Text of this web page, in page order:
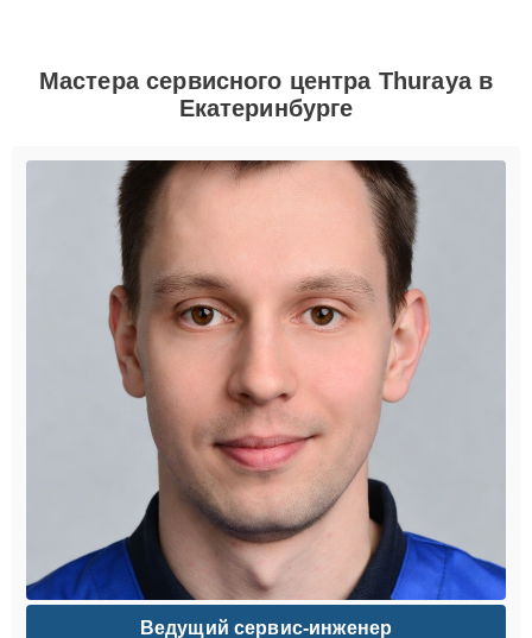
Мастера сервисного центра Thuraya в
Екатеринбурге
Ведущий сервис-инженер